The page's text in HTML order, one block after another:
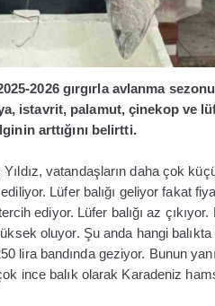
2026 gırgırla avlanma
istavrit, palamut, çinekop ve
arttığını belirtti.
vatandaşların daha çok
Lüfer balığı geliyor fakat
ediyor. Lüfer balığı az çıkıyor.
oluyor. Şu anda hangi
lira bandında geziyor. Bunun
ince balık olarak Karadeniz